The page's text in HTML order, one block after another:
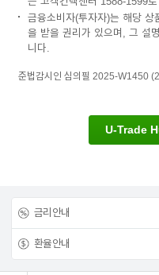
금융소비자(투자자)는 해당 상
을 받을 권리가 있으며, 그 설
니다.
준법감시인 심의필 2025-W1450
U-Trade
금리안내
환율안내